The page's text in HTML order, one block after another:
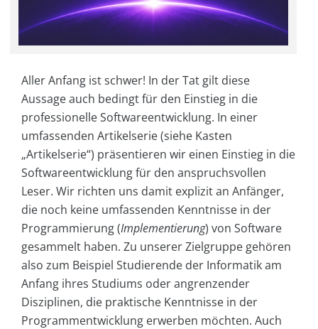
Aller Anfang ist schwer! In der Tat gilt diese
Aussage auch bedingt für den Einstieg in die
professionelle Softwareentwicklung. In einer
umfassenden Artikelserie (siehe Kasten
„Artikelserie“) präsentieren wir einen Einstieg in die
Softwareentwicklung für den anspruchsvollen
Leser. Wir richten uns damit explizit an Anfänger,
die noch keine umfassenden Kenntnisse in der
Programmierung (Implementierung) von Software
gesammelt haben. Zu unserer Zielgruppe gehören
also zum Beispiel Studierende der Informatik am
Anfang ihres Studiums oder angrenzender
Disziplinen, die praktische Kenntnisse in der
Programmentwicklung erwerben möchten. Auch